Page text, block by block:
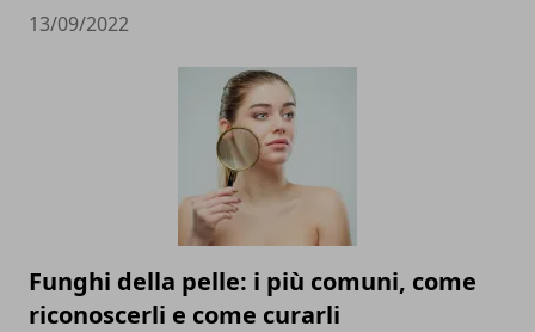
13/09/2022
Funghi della pelle: i più comuni, come
riconoscerli e come curarli